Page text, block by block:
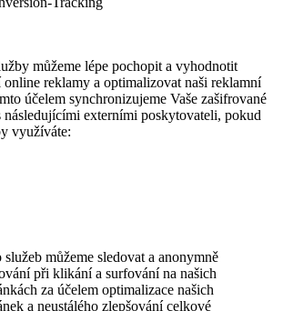
můžeme lépe pochopit a vyhodnotit
online reklamy a optimalizovat naši reklamní
účelem synchronizujeme Vaše zašifrované
následujícími externími poskytovateli, pokud
využíváte:
můžeme sledovat a anonymně
při klikání a surfování na našich
za účelem optimalizace našich
a neustálého zlepšování celkové